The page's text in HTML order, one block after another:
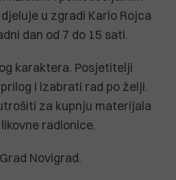
u zgradi Karlo Rojca
dan od 7 do 15 sati.
karaktera. Posjetitelji
i izabrati rad po želji.
za kupnju materijala
radionice.
Novigrad.